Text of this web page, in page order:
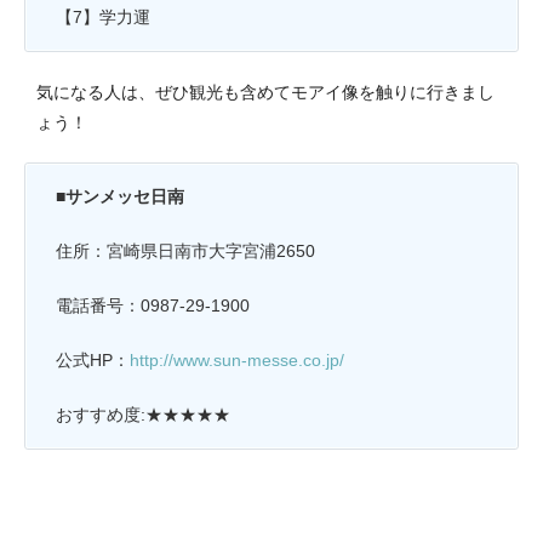
【7】学力運
気になる人は、ぜひ観光も含めてモアイ像を触りに行きまし
ょう！
■サンメッセ日南
住所：宮崎県日南市大字宮浦2650
電話番号：0987-29-1900
公式HP： http://www.sun-messe.co.jp/
おすすめ度:★★★★★